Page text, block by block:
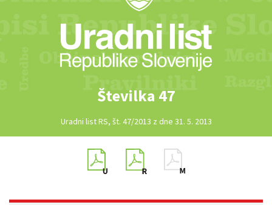
Številka 47
Uradni list RS, št. 47/2013 z dne 31. 5. 2013